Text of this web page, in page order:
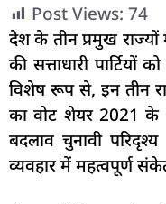
Post Views: 74
देश के तीन प्रमुख राज्यों
की सत्ताधारी पार्टियों
विशेष रूप से, इन तीन
का वोट शेयर 2021
बदलाव चुनावी
व्यवहार में महत्वपूर्ण